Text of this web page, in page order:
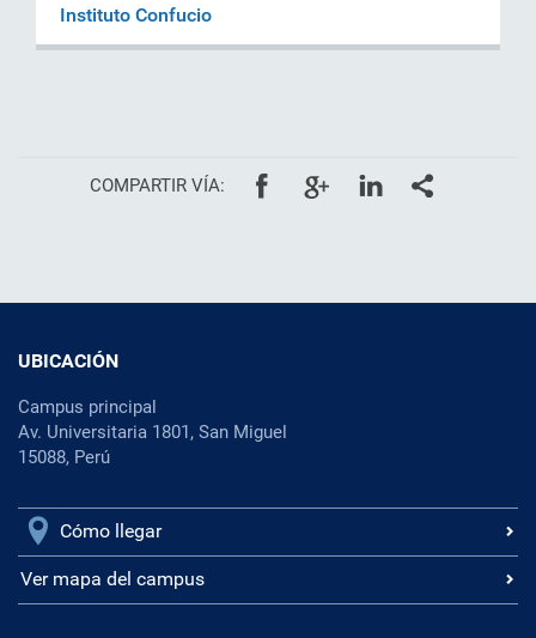
Instituto Confucio
COMPARTIR VÍA:
UBICACIÓN
Campus principal
Av. Universitaria 1801, San Miguel
15088, Perú
Cómo llegar
Ver mapa del campus